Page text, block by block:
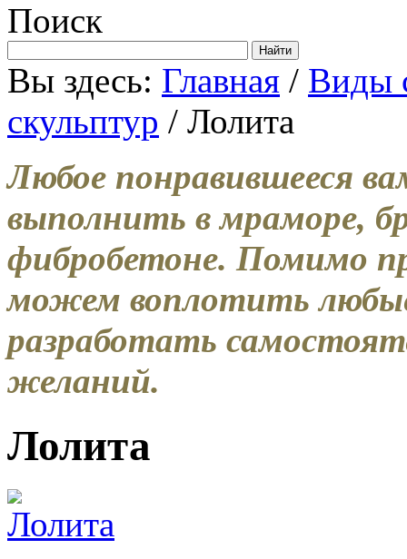
Поиск
Вы здесь: Главная / Виды
скульптур / Лолита
Любое понравившееся
выполнить в мраморе,
фибробетоне. Помимо
можем воплотить
разработать
желаний.
Лолита